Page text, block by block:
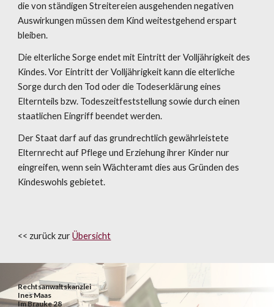
die von ständigen Streitereien ausgehenden negativen
Auswirkungen müssen dem Kind weitestgehend erspart
bleiben.
Die elterliche Sorge endet mit Eintritt der Volljährigkeit des
Kindes. Vor Eintritt der Volljährigkeit kann die elterliche
Sorge durch den Tod oder die Todeserklärung eines
Elternteils bzw. Todeszeitfeststellung sowie durch einen
staatlichen Eingriff beendet werden.
Der Staat darf auf das grundrechtlich gewährleistete
Elternrecht auf Pflege und Erziehung ihrer Kinder nur
eingreifen, wenn sein Wächteramt dies aus Gründen des
Kindeswohls gebietet.
<< zurück zur Übersicht
Rechtsanwaltskanzlei
Ines Maas
Im Brauke 28